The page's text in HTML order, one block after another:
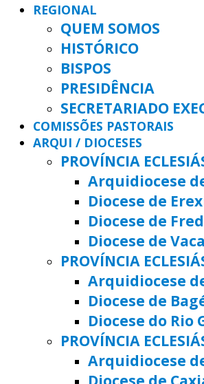
REGIONAL
QUEM SOMOS
HISTÓRICO
BISPOS
PRESIDÊNCIA
SECRETARIADO
COMISSÕES PASTORAIS
ARQUI / DIOCESES
PROVÍNCIA
Arquidiocese
Diocese de
Diocese de
Diocese de
PROVÍNCIA
Arquidiocese
Diocese de
Diocese do Rio
PROVÍNCIA
Arquidiocese